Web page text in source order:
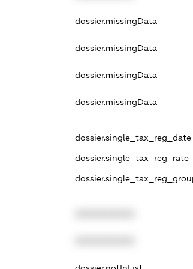
dossier.missingData
dossier.missingData
dossier.missingData
dossier.missingData
dossier.single_tax_reg_date -
dossier.single_tax_reg_rate